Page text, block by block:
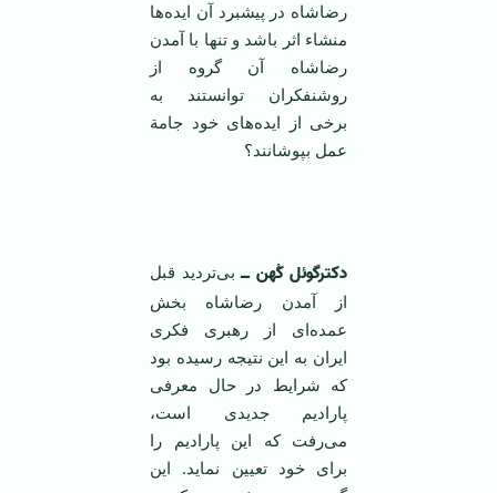
رضاشاه‌ در پیشبرد آن‌ ایده‌ها
منشاء اثر باشد و تنها با آمدن‌
رضاشاه‌ آن‌ گروه‌ از
روشنفکران‌ توانستند به‌
برخی‌ از ایده‌های‌ خود جامة‌
عمل‌ بپوشانند؟
دکترگوئل کُهن‌ ــبی‌تردید‌ قبل‌
از آمدن‌ رضاشاه‌ بخش‌
عمده‌ای‌ از رهبری‌ فکری‌
ایران‌ به‌ این‌ نتیجه ‌رسیده‌ بود
که‌ شرایط در حال‌ معرفی‌
پارادیم‌ جدیدی‌ است‌،
می‌رفت‌ که‌ این‌ پارادیم‌ را
برای‌ خود تعیین ‌نماید. این‌